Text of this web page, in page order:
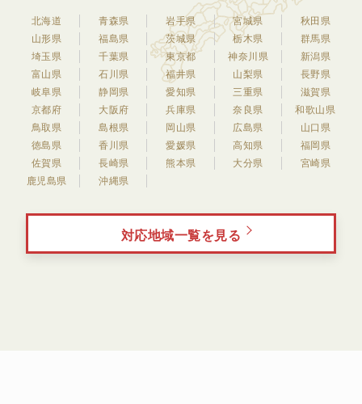
北海道 青森県 岩手県 宮城県
秋田県
山形県
福島県 茨城県 栃木県
群馬県
埼玉県
千葉県 東京都 神奈川県
新潟県
富山県
石川県 福井県 山梨県
長野県
岐阜県
静岡県 愛知県 三重県
滋賀県
京都府
大阪府 兵庫県 奈良県
和歌山県
鳥取県
島根県 岡山県 広島県
山口県
徳島県
香川県 愛媛県 高知県
福岡県
佐賀県
長崎県 熊本県 大分県
宮崎県
鹿児島県
沖縄県
対応地域一覧を見る